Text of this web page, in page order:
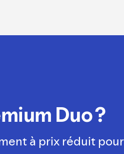
Duo ?
à prix réduit pour